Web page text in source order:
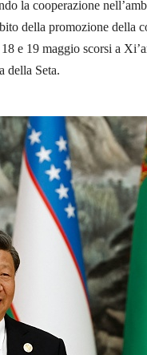
la cooperazione
della promozione della
e 19 maggio scorsi a
della Seta.